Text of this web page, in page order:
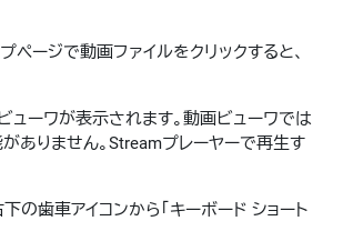
ージで動画ファイルをクリックすると、
ューワが表示されます。動画ビューワでは
ありません。Streamプレーヤーで再生す
の歯車アイコンから「キーボード ショート